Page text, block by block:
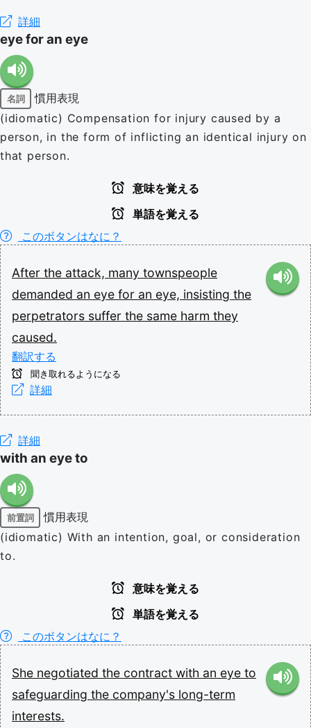
詳細
eye for an eye
名詞
慣用表現
(idiomatic) Compensation for injury caused by a
person, in the form of inflicting an identical injury on
that person.
意味を覚える
単語を覚える
このボタンはなに？
After the attack, many townspeople
demanded an eye for an eye, insisting the
perpetrators suffer the same harm they
caused.
翻訳する
聞き取れるようになる
詳細
詳細
with an eye to
前置詞
慣用表現
(idiomatic) With an intention, goal, or consideration
to.
意味を覚える
単語を覚える
このボタンはなに？
She negotiated the contract with an eye to
safeguarding the company's long-term
interests.